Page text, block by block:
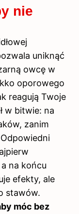
nie
uniknąć
owcę w
oporowego
reagują Twoje
w bitwie: na
zanim
na końcu
efekty, ale
stawów.
móc bez